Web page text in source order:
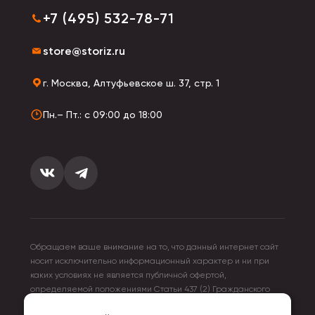
+7 (495) 532-78-71
store@storiz.ru
г. Москва, Алтуфьевское ш. 37, стр. 1
Пн.– Пт.: с 09:00 до 18:00
Обращаем ваше внимание на то, что данный интернет сайт
носит исключительно информационный характер и ни при
каких условиях не является публичной офертой,
определяемой положениями Статьи 437 (2) Гражданского